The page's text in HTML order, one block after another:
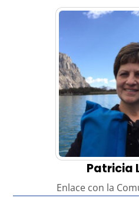
Patricia
Enlace con la